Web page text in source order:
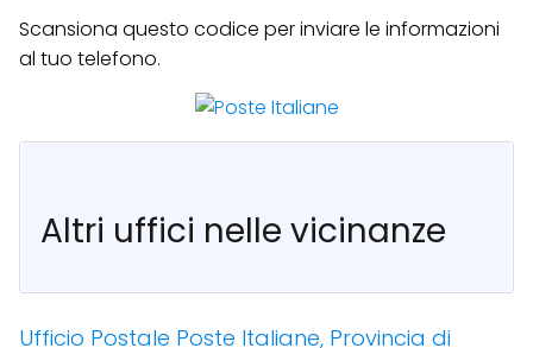
Scansiona questo codice per inviare le informazioni
al tuo telefono.
Altri uffici nelle vicinanze
Ufficio Postale Poste Italiane, Provincia di